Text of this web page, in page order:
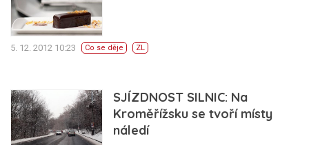
5. 12. 2012 10:23 Co se děje ZL
SJÍZDNOST SILNIC: Na
Kroměřížsku se tvoří místy
náledí